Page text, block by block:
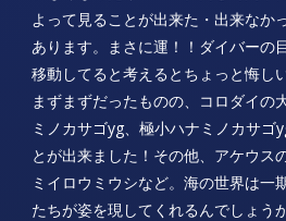
よって見ることが出来た・出来なか
あります。まさに運！！ダイバーの
移動してると考えるとちょっと悔し
まずまずだったものの、コロダイの
ミノカサゴyg、極小ハナミノカサゴ
とが出来ました！その他、アケウス
ミイロウミウシなど。海の世界は一
たちが姿を現してくれるんでしょ